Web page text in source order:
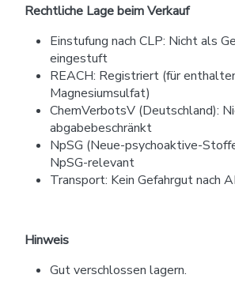
Rechtliche Lage beim Verkauf
Einstufung nach CLP: Nicht als
eingestuft
REACH: Registriert (für
Magnesiumsulfat)
ChemVerbotsV (Deutschland):
abgabebeschränkt
NpSG (Neue-psychoaktive-
NpSG-relevant
Transport: Kein Gefahrgut nach
Hinweis
Gut verschlossen lagern.